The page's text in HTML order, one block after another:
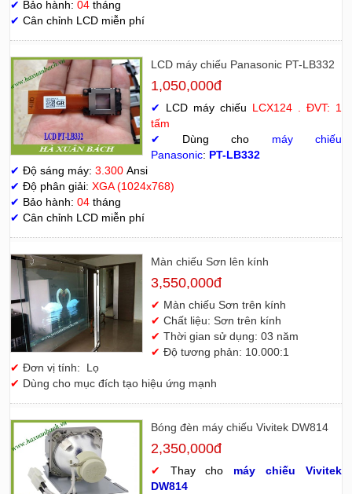
✔ Bảo hành: 04 tháng
✔ Cân chỉnh LCD miễn phí
LCD máy chiếu Panasonic PT-LB332
1,050,000đ
✔ LCD máy chiếu LCX124 . ĐVT: 1
tấm
✔
Dùng cho máy chiếu
Panasonic: PT-LB332
✔ Độ sáng máy: 3.300 Ansi
✔ Độ phân giải: XGA (1024x768)
✔ Bảo hành: 04 tháng
✔ Cân chỉnh LCD miễn phí
Màn chiếu Sơn lên kính
3,550,000đ
✔ Màn chiếu Sơn trên kính
✔ Chất liệu: Sơn trên kính
✔ Thời gian sử dụng: 03 năm
✔ Độ tương phản: 10.000:1
✔ Đơn vị tính: Lọ
✔ Dùng cho mục đích tạo hiệu ứng mạnh
Bóng đèn máy chiếu Vivitek DW814
2,350,000đ
✔ Thay cho máy chiếu Vivitek
DW814